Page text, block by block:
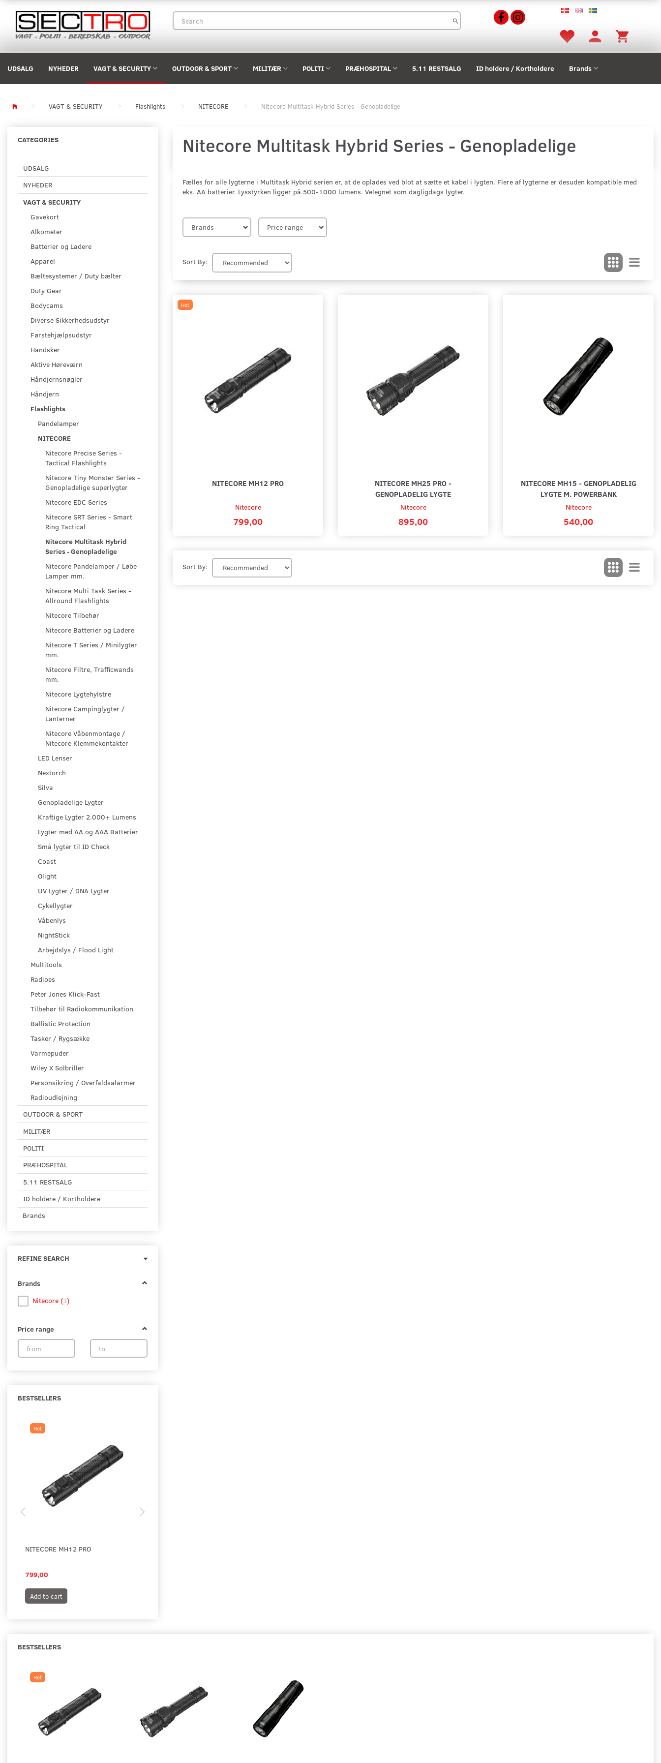
UDSALG NYHEDER VAGT & SECURITY OUTDOOR & SPORT MILITÆR POLITI PRÆHOSPITAL 5.11 RESTSALG ID holdere / Kortholdere Brands
VAGT & SECURITY Flashlights NITECORE Nitecore Multitask Hybrid Series - Genopladelige
CATEGORIES
UDSALG
NYHEDER
VAGT & SECURITY
Gavekort
Alkometer
Batterier og Ladere
Apparel
Bæltesystemer / Duty bælter
Duty Gear
Bodycams
Diverse Sikkerhedsudstyr
Førstehjælpsudstyr
Handsker
Aktive Høreværn
Håndjernsnøgler
Håndjern
Flashlights
Pandelamper
NITECORE
Nitecore Precise Series -
Tactical Flashlights
Nitecore Tiny Monster Series -
Genopladelige superlygter
Nitecore EDC Series
Nitecore SRT Series - Smart
Ring Tactical
Nitecore Multitask Hybrid
Series - Genopladelige
Nitecore Pandelamper / Løbe
Lamper mm.
Nitecore Multi Task Series -
Allround Flashlights
Nitecore Tilbehør
Nitecore Batterier og Ladere
Nitecore T Series / Minilygter
mm.
Nitecore Filtre, Trafficwands
mm.
Nitecore Lygtehylstre
Nitecore Campinglygter /
Lanterner
Nitecore Våbenmontage /
Nitecore Klemmekontakter
LED Lenser
Nextorch
Silva
Genopladelige Lygter
Kraftige Lygter 2.000+ Lumens
Lygter med AA og AAA Batterier
Små lygter til ID Check
Coast
Olight
UV Lygter / DNA Lygter
Cykellygter
Våbenlys
NightStick
Arbejdslys / Flood Light
Multitools
Radioes
Peter Jones Klick-Fast
Tilbehør til Radiokommunikation
Ballistic Protection
Tasker / Rygsække
Varmepuder
Wiley X Solbriller
Personsikring / Overfaldsalarmer
Radioudlejning
OUTDOOR & SPORT
MILITÆR
POLITI
PRÆHOSPITAL
5.11 RESTSALG
ID holdere / Kortholdere
Brands
REFINE SEARCH
Brands
Nitecore (3)
Price range
BESTSELLERS
Hot
NITECORE MH12 PRO
799,00
Add to cart
Nitecore Multitask Hybrid Series - Genopladelige
Fælles for alle lygterne i Multitask Hybrid serien er, at de oplades ved blot at sætte et kabel i lygten. Flere af lygterne er desuden kompatible med
eks. AA batterier. Lysstyrken ligger på 500-1000 lumens. Velegnet som dagligdags lygter.
Brands Price range
Sort By:
Hot
NITECORE MH12 PRO
Nitecore
799,00
NITECORE MH25 PRO -
GENOPLADELIG LYGTE
Nitecore
895,00
NITECORE MH15 - GENOPLADELIG
LYGTE M. POWERBANK
Nitecore
540,00
Sort By:
BESTSELLERS
Hot